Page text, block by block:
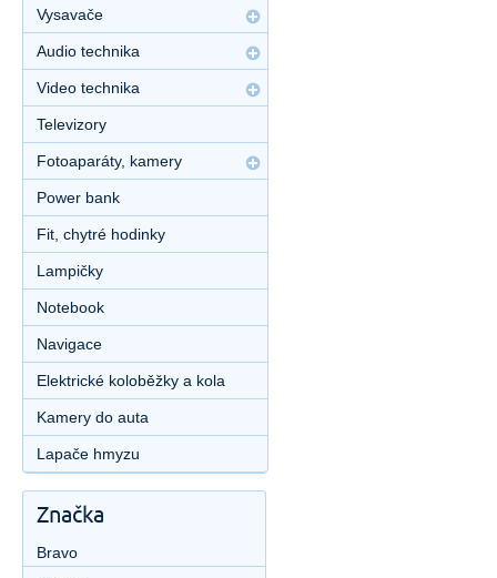
Vysavače
Audio technika
Video technika
Televizory
Fotoaparáty, kamery
Power bank
Fit, chytré hodinky
Lampičky
Notebook
Navigace
Elektrické koloběžky a kola
Kamery do auta
Lapače hmyzu
Značka
Bravo